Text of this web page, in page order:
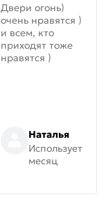
Двери огонь)
очень нравятся )
и всем, кто
приходят тоже
нравятся )
Наталья
Использует
месяц